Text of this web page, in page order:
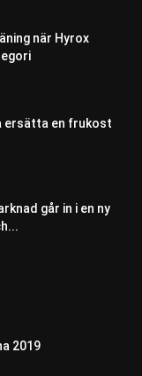
när Hyrox
ersätta en frukost
går in i en ny
2019